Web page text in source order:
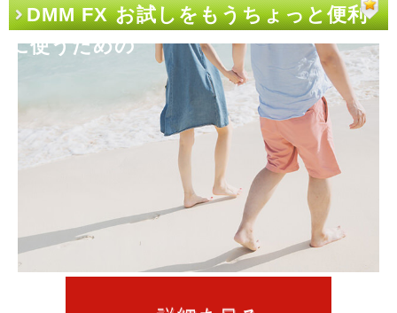
DMM FX お試しをもうちょっと便利
に使うための